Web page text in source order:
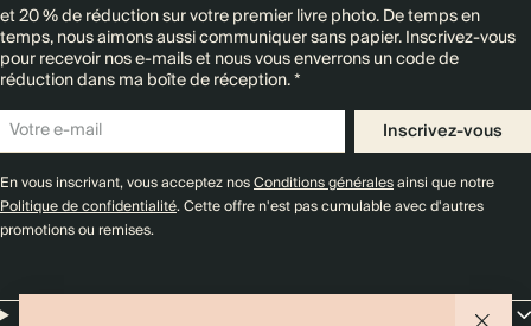
et 20 % de réduction sur votre premier livre photo. De temps en
temps, nous aimons aussi communiquer sans papier. Inscrivez-vous
pour recevoir nos e-mails et nous vous enverrons un code de
réduction dans ma boîte de réception. *
Inscrivez-vous
En vous inscrivant, vous acceptez nosConditions généralesainsi que notre
Politique de confidentialité. Cette offre n'est pas cumulable avec d'autres
promotions ou remises.